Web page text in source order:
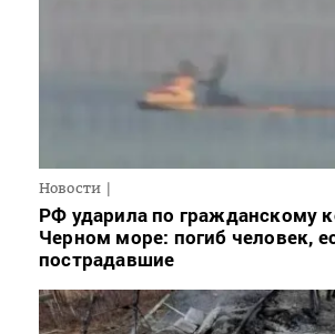
Новости
РФ ударила по гражданскому
Черном море: погиб человек,
пострадавшие